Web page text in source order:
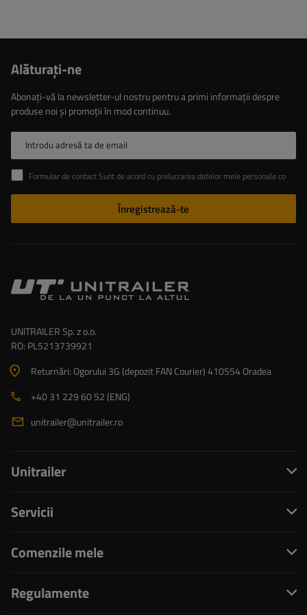
Alăturaţi-ne
Abonați-vă la newsletter-ul nostru pentru a primi informații despre
produse noi și promoții în mod continuu.
Introdu adresă ta de email
Formular de contact Sunt de acord cu prelucrarea datelor mele personale conținute în formularul de contact în conformitate cu Regulamentul Parlamentului European și al Consiliului (UE)
Înregistrează-te
UNITRAILER Sp. z o.o.
RO: PL5213739921
Returnări: Ogorului 3G (depozit FAN Courier) 410554 Oradea
+40 31 229 60 52 (ENG)
unitrailer@unitrailer.ro
Unitrailer
Servicii
Comenzile mele
Regulamente